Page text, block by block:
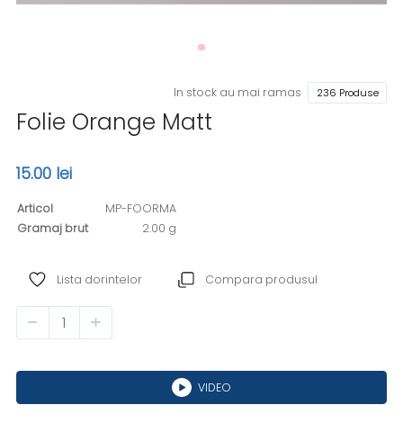
In stock au mai ramas 236 Produse
Folie Orange Matt
15.00 lei
Articol
MP-FOORMA
Gramaj brut
2.00 g
Lista dorintelor Compara produsul
VIDEO